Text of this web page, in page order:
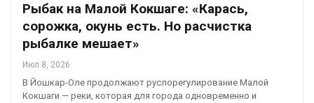
Рыбак на Малой Кокшаге: «Карась,
сорожка, окунь есть. Но расчистка
рыбалке мешает»
Июл 8, 2026
В Йошкар-Оле продолжают руслорегулирование Малой
Кокшаги — реки, которая для города одновременно и